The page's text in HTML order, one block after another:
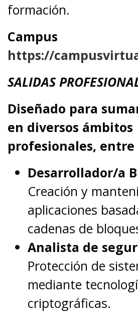
formación.
Campus
https://
SALIDAS
Diseñado para
en diversos ámbitos
profesionales, entre
Desarrollador/a
Creación y
aplicaciones
cadenas de
Analista de
Protección de
mediante
criptográficas.